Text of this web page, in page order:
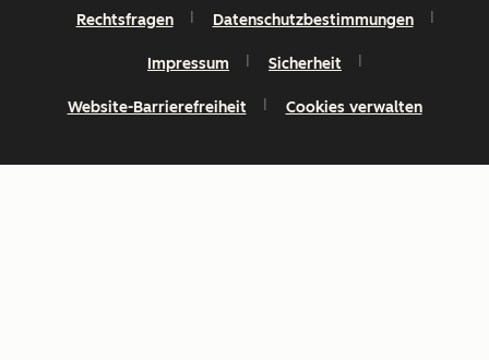
Rechtsfragen Datenschutzbestimmungen
Impressum Sicherheit
Website-Barrierefreiheit Cookies verwalten